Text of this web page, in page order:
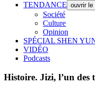
TENDANCE ouvrir le
Société
Culture
Opinion
SPÉCIAL SHEN
VIDÉO
Podcasts
Histoire. Jizi, l’un des